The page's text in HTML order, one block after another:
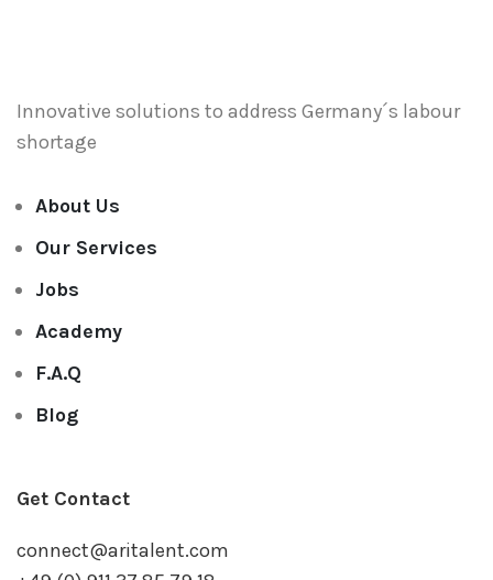
Innovative solutions to address Germany´s labour
shortage
About Us
Our Services
Jobs
Academy
F.A.Q
Blog
Get Contact
connect@aritalent.com